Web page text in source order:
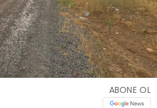
Facebook
Instagram
ABONE OL